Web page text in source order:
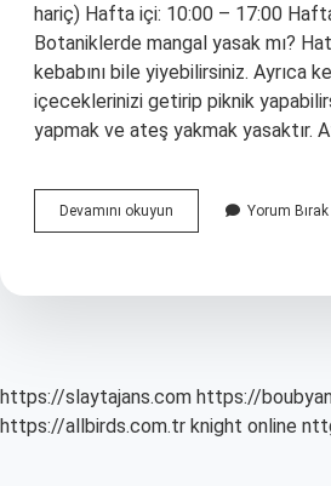
hariç) Hafta içi: 10:00 – 17:00
Botaniklerde mangal yasak mı?
kebabını bile yiyebilirsiniz. Ayrıca
içeceklerinizi getirip piknik
yapmak ve ateş yakmak yasaktır.
Devamını okuyun
Bahçesi
Açık
Yorum Bırak
https://slaytajans.com https://
https://allbirds.com.tr knight online